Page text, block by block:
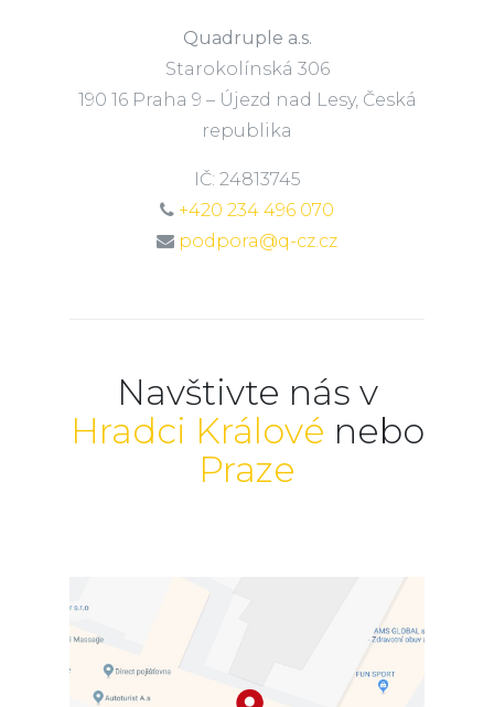
Quadruple a.s.
Starokolínská 306
190 16 Praha 9 – Újezd nad Lesy, Česká
republika
IČ: 24813745
+420 234 496 070
podpora@q-cz.cz
Navštivte nás v
Hradci Králové nebo
Praze